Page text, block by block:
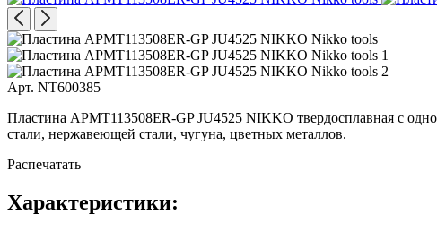
Арт. NT600385
Пластина APMT113508ER-GP JU4525 NIKKO твердосплавная с
стали, нержавеющей стали, чугуна, цветных металлов.
Распечатать
Характеристики: